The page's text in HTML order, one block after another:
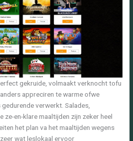
gekruide, volmaakt verknocht tofu
appreciren te warme ofwe
verwerkt. Salades,
ze-en-klare maaltijden zijn zeker heel
het plan va het maaltijden wegens
wat leslokaal ervoor